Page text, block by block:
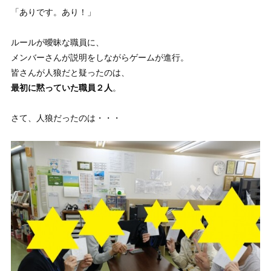
「ありです。あり！」
ルールが曖昧な職員に、
メンバーさんが説明をしながらゲームが進行。
皆さんが人狼だと疑ったのは、
最初に黙っていた職員２人 。
さて、人狼だったのは・・・